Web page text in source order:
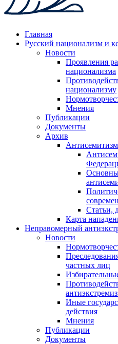
Главная
Русский национализм и
Новости
Проявления
национализма
национализму
Мнения
Публикации
Документы
Архив
Статьи,
Карта
Неправомерный
Новости
частных лиц
Иные
действия
Мнения
Публикации
Документы